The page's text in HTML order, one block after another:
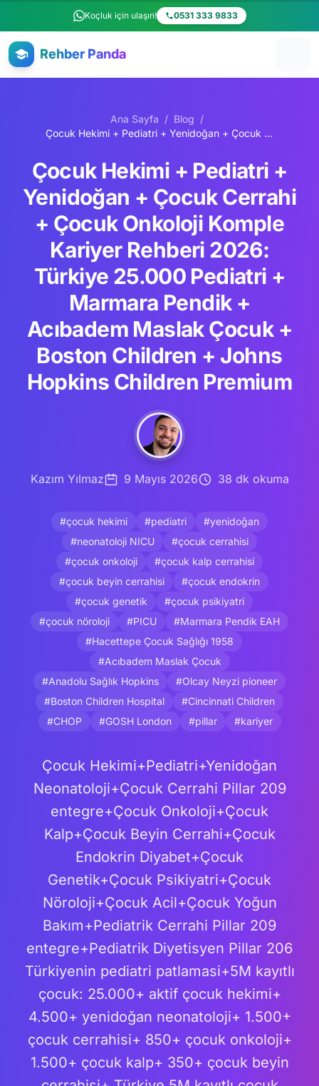
Ana içeriğe atlaKoçluk için ulaşın! 0531 333 9833
Rehber Panda
Ana Sayfa / Blog /
Çocuk Hekimi + Pediatri + Yenidoğan + Çocuk Cerrahi + Çocuk Onkoloji Komple Kariyer Rehberi 2026: Türkiye 25.000 Pediatri + Marmara Pendik + Acıbadem Maslak Çocuk + Boston Children + Johns Hopkins Children Premium
Çocuk Hekimi + Pediatri +
Yenidoğan + Çocuk Cerrahi
+ Çocuk Onkoloji Komple
Kariyer Rehberi 2026:
Türkiye 25.000 Pediatri +
Marmara Pendik +
Acıbadem Maslak Çocuk +
Boston Children + Johns
Hopkins Children Premium
Kazım Yılmaz 9 Mayıs 2026 38 dk okuma
#çocuk hekimi #pediatri
#yenidoğan
#neonatoloji NICU
#çocuk cerrahisi
#çocuk onkoloji
#çocuk kalp cerrahisi
#çocuk beyin cerrahisi
#çocuk endokrin
#çocuk genetik
#çocuk psikiyatri
#çocuk nöroloji
#PICU
#Marmara Pendik EAH
#Hacettepe Çocuk Sağlığı 1958
#Acıbadem Maslak Çocuk
#Anadolu Sağlık Hopkins
#Olcay Neyzi pioneer
#Boston Children Hospital
#Cincinnati Children
#CHOP
#GOSH London #pillar #kariyer
Çocuk Hekimi+Pediatri+Yenidoğan
Neonatoloji+Çocuk Cerrahi Pillar 209
entegre+Çocuk Onkoloji+Çocuk
Kalp+Çocuk Beyin Cerrahi+Çocuk
Endokrin Diyabet+Çocuk
Genetik+Çocuk Psikiyatri+Çocuk
Nöroloji+Çocuk Acil+Çocuk Yoğun
Bakım+Pediatrik Cerrahi Pillar 209
entegre+Pediatrik Diyetisyen Pillar 206
Türkiyenin pediatri patlamasi+5M kayıtlı
çocuk: 25.000+ aktif çocuk hekimi+
4.500+ yenidoğan neonatoloji+ 1.500+
çocuk cerrahisi+ 850+ çocuk onkoloji+
1.500+ çocuk kalp+ 350+ çocuk beyin